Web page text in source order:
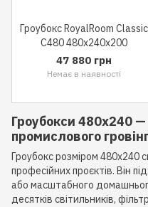
Гроубокс RoyalRoom Classic
C480 480x240x200
47 880 грн
Немає в наявності
Гроубокси 480x240
промислового
Гроубокс розміром 480x240
професійних проєктів. Він
або масштабного
десятків світильників,